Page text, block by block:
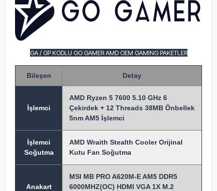
GA / GP KODLU GO GAMER AMD OEM GAMING PAKETLER
Bileşen Detay
İşlemci
AMD Ryzen 5 7600 5.10 GHz 6
Çekirdek + 12 Threads 38MB Önbellek
5nm AM5 İşlemci
İşlemci
Soğutma
AMD Wraith Stealth Cooler Orijinal
Kutu Fan Soğutma
Anakart
MSI MB PRO A620M-E AM5 DDR5
6000MHZ(OC) HDMI VGA 1X M.2